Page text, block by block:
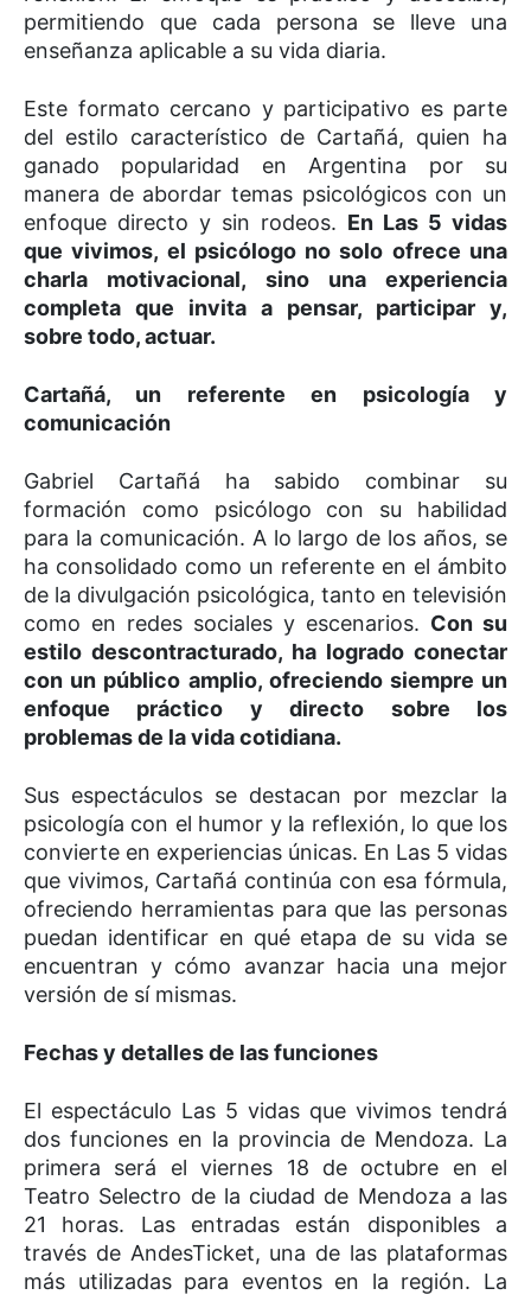
permitiendo que cada persona se lleve una
enseñanza aplicable a su vida diaria.
Este formato cercano y participativo es parte
del estilo característico de Cartañá, quien ha
ganado popularidad en Argentina por su
manera de abordar temas psicológicos con un
enfoque directo y sin rodeos. En Las 5 vidas
que vivimos, el psicólogo no solo ofrece una
charla motivacional, sino una experiencia
completa que invita a pensar, participar y,
sobre todo, actuar.
Cartañá, un referente en psicología y
comunicación
Gabriel Cartañá ha sabido combinar su
formación como psicólogo con su habilidad
para la comunicación. A lo largo de los años, se
ha consolidado como un referente en el ámbito
de la divulgación psicológica, tanto en televisión
como en redes sociales y escenarios. Con su
estilo descontracturado, ha logrado conectar
con un público amplio, ofreciendo siempre un
enfoque práctico y directo sobre los
problemas de la vida cotidiana.
Sus espectáculos se destacan por mezclar la
psicología con el humor y la reflexión, lo que los
convierte en experiencias únicas. En Las 5 vidas
que vivimos, Cartañá continúa con esa fórmula,
ofreciendo herramientas para que las personas
puedan identificar en qué etapa de su vida se
encuentran y cómo avanzar hacia una mejor
versión de sí mismas.
Fechas y detalles de las funciones
El espectáculo Las 5 vidas que vivimos tendrá
dos funciones en la provincia de Mendoza. La
primera será el viernes 18 de octubre en el
Teatro Selectro de la ciudad de Mendoza a las
21 horas. Las entradas están disponibles a
través de AndesTicket, una de las plataformas
más utilizadas para eventos en la región. La